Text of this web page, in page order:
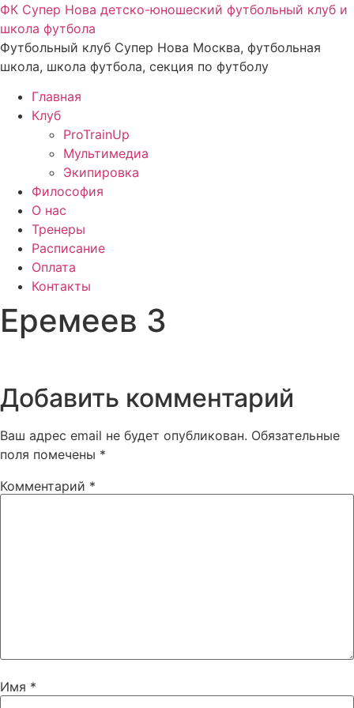
Перейти
к
содержимому
ФК Супер Нова детско-юношеский футбольный клуб и
школа футбола
Футбольный клуб Супер Нова Москва, футбольная
школа, школа футбола, секция по футболу
Главная
Клуб
ProTrainUp
Мультимедиа
Экипировка
Философия
О нас
Тренеры
Расписание
Оплата
Контакты
Еремеев 3
Добавить комментарий
Ваш адрес email не будет опубликован. Обязательные
поля помечены *
Комментарий *
Имя *